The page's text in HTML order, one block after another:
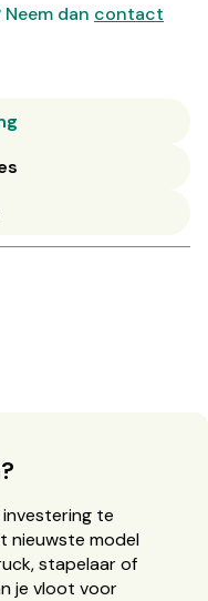
dan contact
te
nieuwste model
stapelaar of
je vloot voor